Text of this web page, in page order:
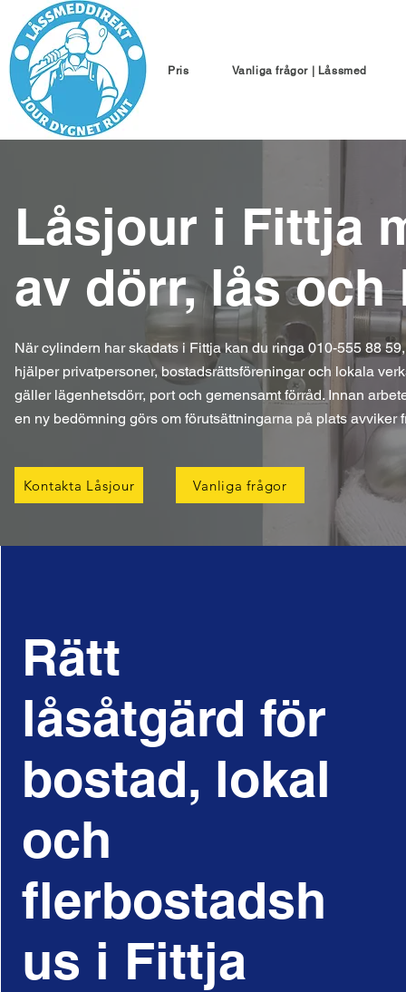
Pris Vanliga frågor | Låssmed
Låsjour i Fittja
av dörr, lås
När cylindern har skadats i Fittja kan du ringa 010-555 88
hjälper privatpersoner, bostadsrättsföreningar och lokala
gäller lägenhetsdörr, port och gemensamt förråd. Innan
en ny bedömning görs om förutsättningarna på plats avviker
Kontakta Låsjour Vanliga frågor
Rätt
låsåtgärd för
bostad, lokal
och
flerbostadsh
us i Fittja